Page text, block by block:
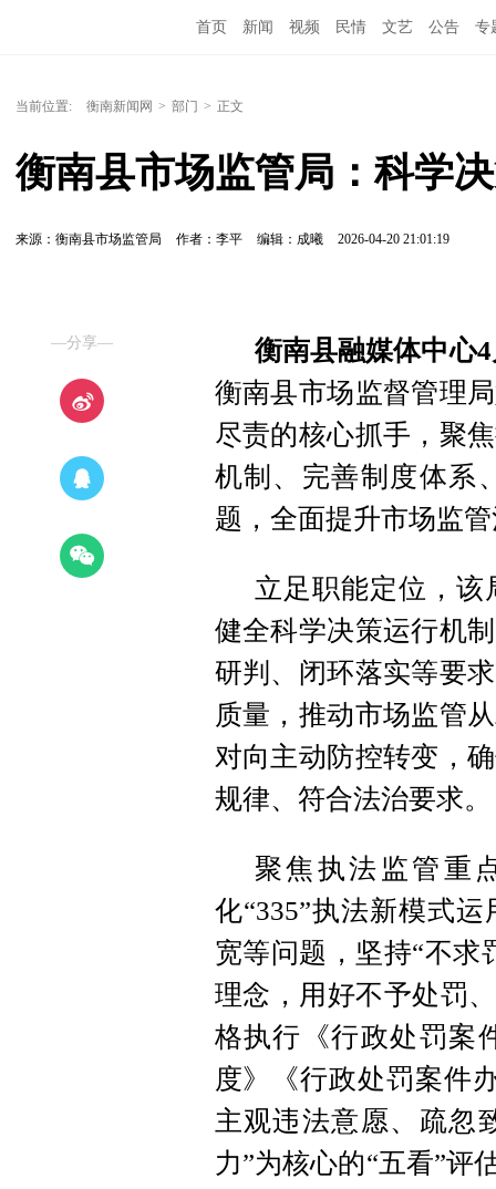
首页 新闻 视频 民情 文艺 公告 专
当前位置: 衡南新闻网 > 部门 > 正文
衡南县市场监管局：科学
来源：衡南县市场监管局 作者：李平 编辑：成曦 2026-04-20 21:01:19
—分享—
衡南县融媒体中心
衡南县市场监督管理
尽责的核心抓手，聚
机制、完善制度体系
题，全面提升市场监
立足职能定位，
健全科学决策运行机
研判、闭环落实等要
质量，推动市场监管
对向主动防控转变，
规律、符合法治要求。
聚焦执法监管重
化“335”执法新模式
宽等问题，坚持“不求
理念，用好不予处罚
格执行《行政处罚案
度》《行政处罚案件
主观违法意愿、疏忽
力”为核心的“五看”评